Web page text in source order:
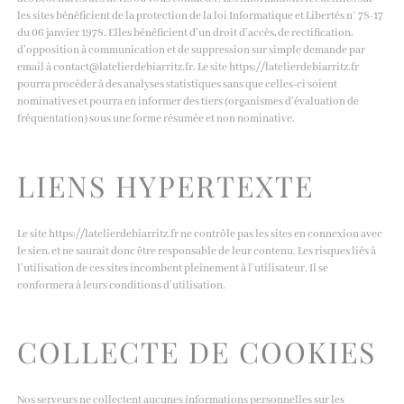
les sites bénéficient de la protection de la loi Informatique et Libertés n° 78-17
du 06 janvier 1978. Elles bénéficient d’un droit d’accès, de rectification,
d’opposition à communication et de suppression sur simple demande par
email à contact@latelierdebiarritz.fr. Le site https://latelierdebiarritz.fr
pourra procéder à des analyses statistiques sans que celles-ci soient
nominatives et pourra en informer des tiers (organismes d’évaluation de
fréquentation) sous une forme résumée et non nominative.
LIENS HYPERTEXTE
Le site https://latelierdebiarritz.fr ne contrôle pas les sites en connexion avec
le sien, et ne saurait donc être responsable de leur contenu. Les risques liés à
l’utilisation de ces sites incombent pleinement à l’utilisateur. Il se
conformera à leurs conditions d’utilisation.
COLLECTE DE COOKIES
Nos serveurs ne collectent aucunes informations personnelles sur les